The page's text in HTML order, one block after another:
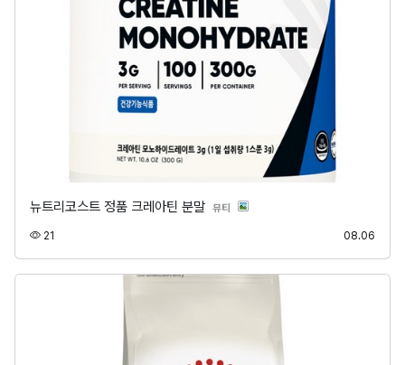
뉴트리코스트 정품 크레아틴 분말 뷰티 분류
21 08.06